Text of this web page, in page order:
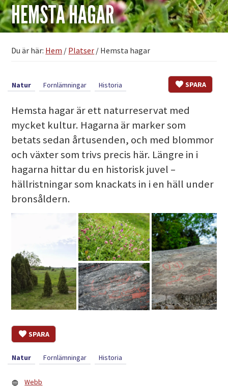
HEMSTA HAGAR
Du är här: Hem / Platser / Hemsta hagar
SPARA
Natur Fornlämningar Historia
Hemsta hagar är ett naturreservat med
mycket kultur. Hagarna är marker som
betats sedan årtusenden, och med blommor
och växter som trivs precis här. Längre in i
hagarna hittar du en historisk juvel –
hällristningar som knackats in i en häll under
bronsåldern.
SPARA
Natur Fornlämningar Historia
Webb